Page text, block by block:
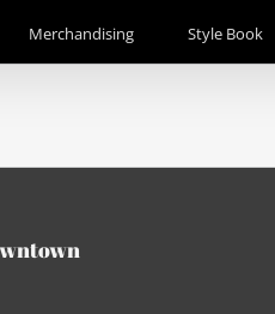
Merchandising Style Book